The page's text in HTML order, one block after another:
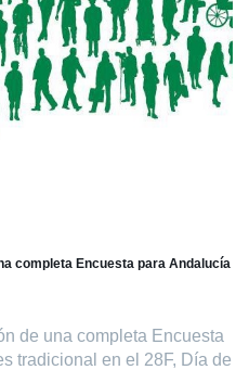
completa Encuesta para Andalucía
de una completa Encuesta
tradicional en el 28F, Día de